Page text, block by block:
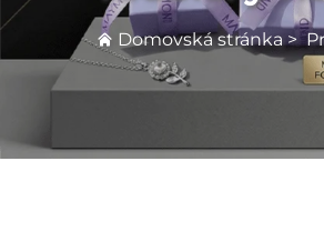
Domovská stránka>